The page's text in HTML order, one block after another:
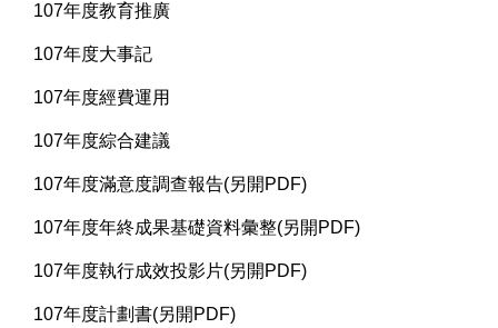
107年度教育推廣
107年度大事記
107年度經費運用
107年度綜合建議
107年度滿意度調查報告(另開PDF)
107年度年終成果基礎資料彙整(另開PDF)
107年度執行成效投影片(另開PDF)
107年度計劃書(另開PDF)